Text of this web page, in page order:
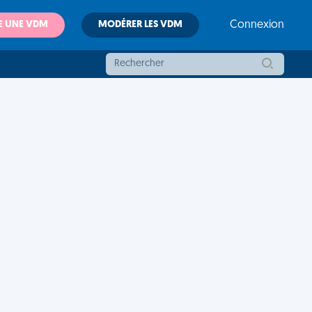
UNE VDM MODÉRER LES VDM Connexion